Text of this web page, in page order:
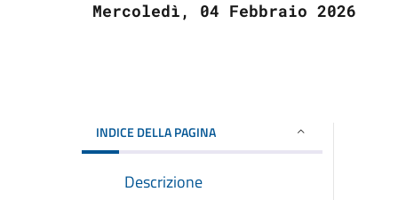
Mercoledì, 04 Febbraio 2026
INDICE DELLA PAGINA
Descrizione